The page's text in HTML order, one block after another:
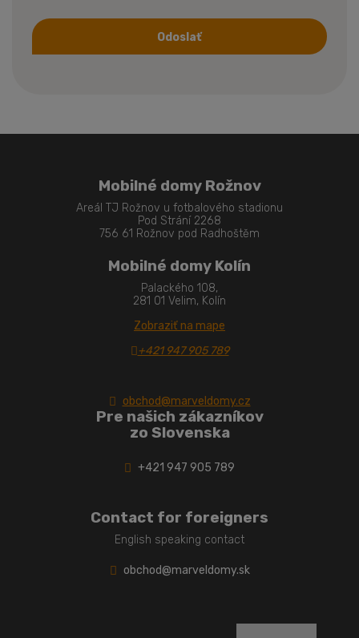
Odoslať
Mobilné domy Rožnov
Areál TJ Rožnov u fotbalového stadionu
Pod Strání 2268
756 61 Rožnov pod Radhoštěm
Mobilné domy Kolín
Palackého 108,
281 01 Velim, Kolín
Zobraziť na mape
+421 947 905 789
obchod@marveldomy.cz
Pre našich zákazníkov
zo Slovenska
+421 947 905 789
Contact for foreigners
English speaking contact
obchod@marveldomy.sk